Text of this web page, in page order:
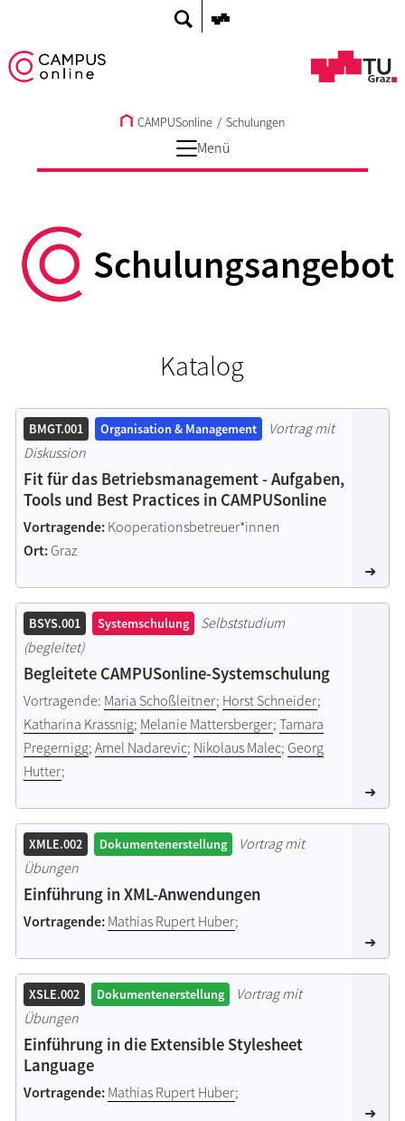
CAMPUSonline / Schulungen
Menü
Schulungsangebot
Katalog
BMGT.001 Organisation & Management
Vortrag mit
Diskussion
Fit für das Betriebsmanagement - Aufgaben,
Tools und Best Practices in CAMPUSonline
Vortragende:Kooperationsbetreuer*innen
Ort:Graz
BSYS.001 Systemschulung
Selbststudium
(begleitet)
Begleitete CAMPUSonline-Systemschulung
Vortragende: Maria Schoßleitner; Horst Schneider;
Katharina Krassnig; Melanie Mattersberger; Tamara
Pregernigg; Amel Nadarevic; Nikolaus Malec; Georg
Hutter;
XMLE.002 Dokumentenerstellung
Vortrag mit
Übungen
Einführung in XML-Anwendungen
Vortragende: Mathias Rupert Huber;
XSLE.002 Dokumentenerstellung
Vortrag mit
Übungen
Einführung in die Extensible Stylesheet
Language
Vortragende: Mathias Rupert Huber;